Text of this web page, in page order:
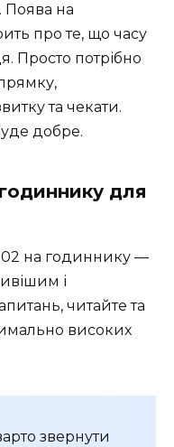
Поява на
про те, що часу
Просто потрібно
та чекати.
добре.
для
02 на годиннику —
і
читайте та
високих
звернути